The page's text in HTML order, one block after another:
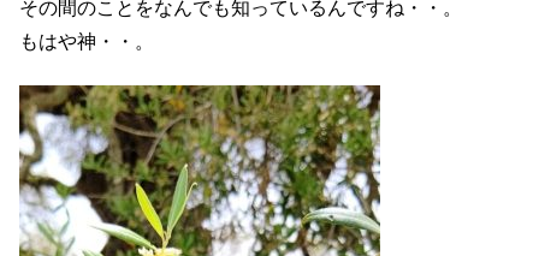
その間のことをなんでも知っているんですね・・。
もはや神・・。